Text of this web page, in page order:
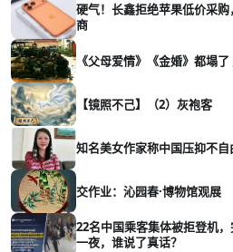
硬气！长鑫拒绝苹果低价采
商
《父母爱情》《金婚》都塌
【镜照不己】（2）灰袍客
知名美女作家称中国压抑不
交作业：沁园春·博物馆观展
22名中国乘客集体被拒登机
一夜，谁说了真话？